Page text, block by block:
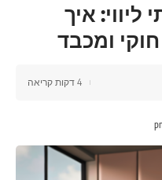
איך
ומכבד